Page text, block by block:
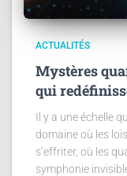
ACTUALITÉS
Mystères
qui
Il y a une échelle
domaine où les
s’effriter, où les
symphonie